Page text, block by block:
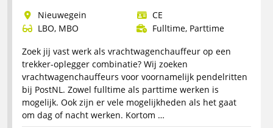
Nieuwegein
CE
LBO, MBO
Fulltime, Parttime
Zoek jij vast werk als vrachtwagenchauffeur op een
trekker-oplegger combinatie? Wij zoeken
vrachtwagenchauffeurs voor voornamelijk pendelritten
bij PostNL. Zowel fulltime als parttime werken is
mogelijk. Ook zijn er vele mogelijkheden als het gaat
om dag of nacht werken. Kortom …